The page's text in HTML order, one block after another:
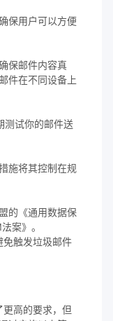
保用户可以方便
保邮件内容真
件在不同设备上
测试你的邮件送
施将其控制在规
的《通用数据保
案》。
免触发垃圾邮件
高的要求，但